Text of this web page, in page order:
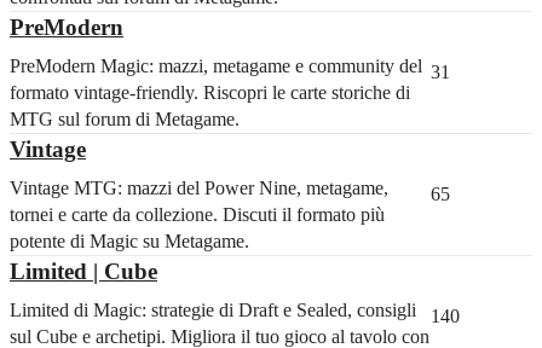
PreModern
PreModern Magic: mazzi, metagame e community del
formato vintage-friendly. Riscopri le carte storiche di
MTG sul forum di Metagame.
31
Vintage
Vintage MTG: mazzi del Power Nine, metagame,
tornei e carte da collezione. Discuti il formato più
potente di Magic su Metagame.
65
Limited | Cube
Limited di Magic: strategie di Draft e Sealed, consigli
sul Cube e archetipi. Migliora il tuo gioco al tavolo con
140